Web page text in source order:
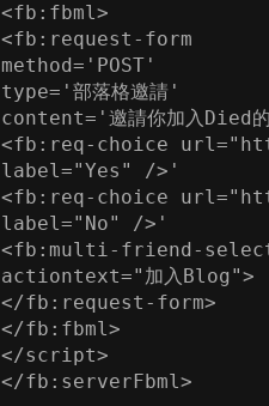
<fb:fbml>
<fb:request-form
method='POST'
type='部落格邀請'
content='邀請你加入Died
<fb:req-choice
label="Yes" />'
<fb:req-choice
label="No" />'
<fb:multi-friend-
actiontext="加入Blog">
</fb:request-form>
</fb:fbml>
</script>
</fb:serverFbml>